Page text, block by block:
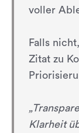
voller
Falls
Zitat zu
Klarheit